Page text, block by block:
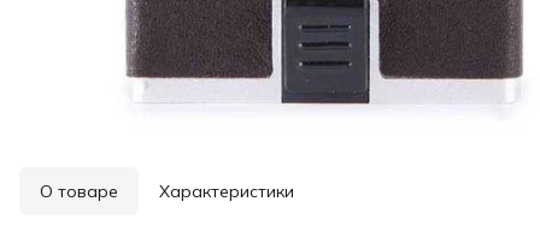
О товаре Характеристики